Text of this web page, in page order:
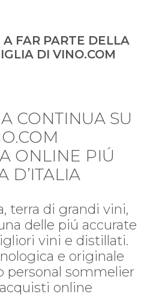
FAR PARTE DELLA
DI VINO.COM
CONTINUA SU
ONLINE PIÚ
D’ITALIA
terra di grandi vini,
delle piú accurate
vini e distillati.
e originale
personal sommelier
online